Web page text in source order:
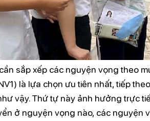
sắp xếp các nguyện vọng theo
là lựa chọn ưu tiên nhất, tiếp
vậy. Thứ tự này ảnh hưởng trực
ở nguyện vọng nào, các nguyện